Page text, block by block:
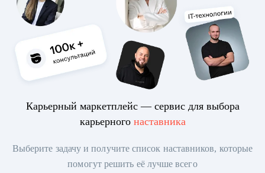
Карьерный маркетплейс — сервис для выбора
карьерного наставника
Выберите задачу и получите список наставников, которые
помогут решить её лучше всего